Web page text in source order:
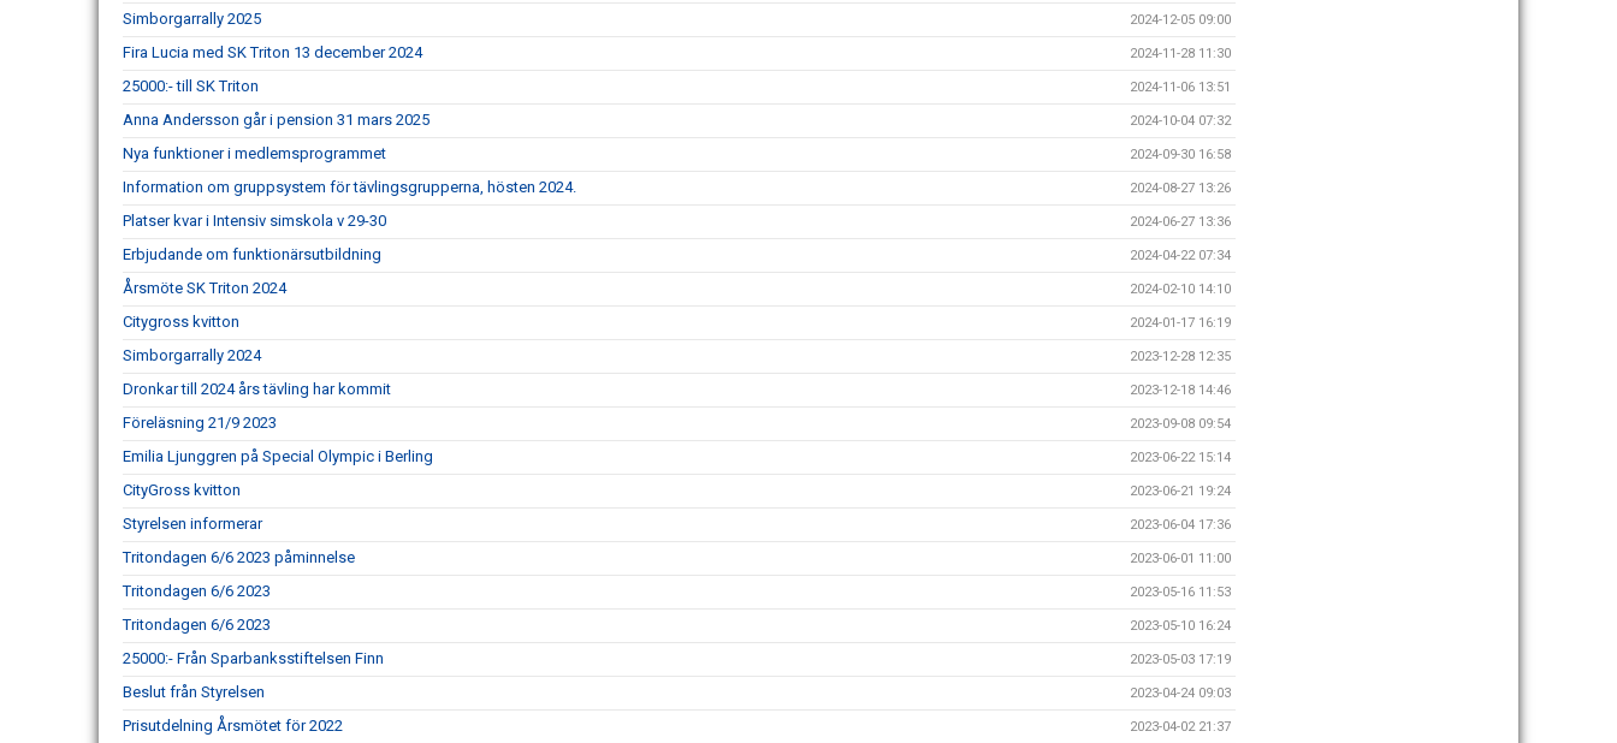
Simborgarrally 2025 2024-12-05 09:00
Fira Lucia med SK Triton 13 december 2024 2024-11-28 11:30
25000:- till SK Triton 2024-11-06 13:51
Anna Andersson går i pension 31 mars 2025 2024-10-04 07:32
Nya funktioner i medlemsprogrammet 2024-09-30 16:58
Information om gruppsystem för tävlingsgrupperna, hösten 2024. 2024-08-27 13:26
Platser kvar i Intensiv simskola v 29-30 2024-06-27 13:36
Erbjudande om funktionärsutbildning 2024-04-22 07:34
Årsmöte SK Triton 2024 2024-02-10 14:10
Citygross kvitton 2024-01-17 16:19
Simborgarrally 2024 2023-12-28 12:35
Dronkar till 2024 års tävling har kommit 2023-12-18 14:46
Föreläsning 21/9 2023 2023-09-08 09:54
Emilia Ljunggren på Special Olympic i Berling 2023-06-22 15:14
CityGross kvitton 2023-06-21 19:24
Styrelsen informerar 2023-06-04 17:36
Tritondagen 6/6 2023 påminnelse 2023-06-01 11:00
Tritondagen 6/6 2023 2023-05-16 11:53
Tritondagen 6/6 2023 2023-05-10 16:24
25000:- Från Sparbanksstiftelsen Finn 2023-05-03 17:19
Beslut från Styrelsen 2023-04-24 09:03
Prisutdelning Årsmötet för 2022 2023-04-02 21:37